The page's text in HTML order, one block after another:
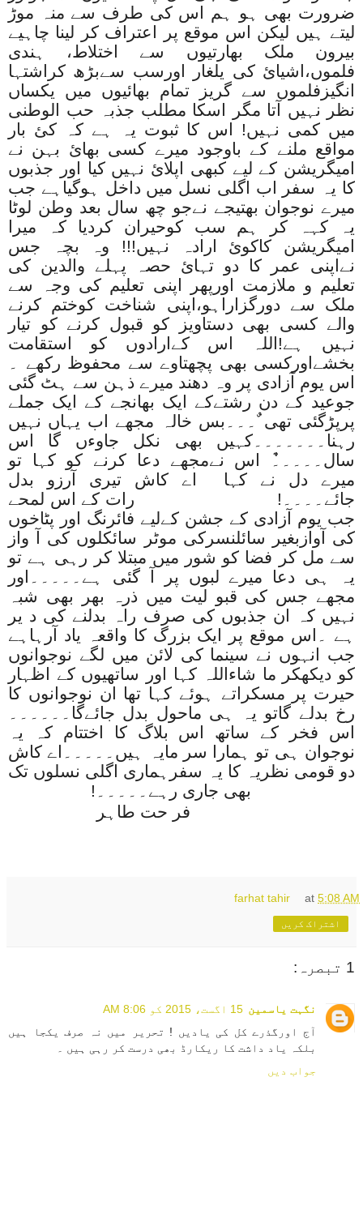
ضرورت بھی ہو ہم اس کی طرف سے منہ موڑ
لیتے ہیں لیکن اس موقع پر اعتراف کر لینا چاہیے
بیرون ملک بھارتیوں سے اختلاط، ہندی
فلموں،اشیائ کی یلغار اورسب سےبڑھ کراشتہا
انگیزفلموں سے گریز تمام بھائیوں میں یکساں
نظر نہیں آتا مگر اسکا مطلب جذبہ حب الوطنی
میں کمی نہیں! اس کا ثبوت یہ ہے کہ کئ بار
مواقع ملنے کے باوجود میرے کسی بھائ بہن نے
امیگریشن کے لیے کبھی اپلائ نہیں کیا اور جذبوں
کا یہ سفر اب اگلی نسل میں داخل ہوگیاہے جب
میرے نوجوان بھتیجے نےجو چھ سال بعد وطن لوٹا
یہ کہہ کر ہم سب کوحیران کردیا کہ میرا
امیگریشن کاکوئ ارادہ نہیں!!! وہ بچہ جس
نےاپنی عمر کا دو تہائ حصہ پہلے والدین کی
تعلیم و ملازمت اورپھر اپنی تعلیم کی وجہ سے
ملک سے دورگزاراہو،اپنی شناخت کوختم کرنے
والے کسی بھی دستاویز کو قبول کرنے کو تیار
نہیں ہے!اللہ اس کےارادوں کو استقامت
بخشےاورکسی بھی پچھتاوے سے محفوظ رکھے ۔
اس یوم آزادی پر وہ دھند میرے ذہن سے ہٹ گئی
جوعید کے دن رشتےکے ایک بھانجے کے ایک جملے
پرپڑگئی تھی ٌ۔۔۔بس خالہ مجھے اب یہاں نہیں
رہنا۔۔۔۔۔۔۔کہیں بھی نکل جاوءں گا اس
سال۔۔۔۔۔ٌٌ اس نےمجھے دعا کرنے کو کہا تو
میرے دل نے کہا اے کاش تیری آرزو بدل
جائے۔۔۔۔! رات کے اس لمحے
جب یوم آزادی کے جشن کےلیے فائرنگ اور پٹاخوں
کی آوازبغیر سائلنسرکی موٹر سائکلوں کی آ واز
سے مل کر فضا کو شور میں مبتلا کر رہی ہے تو
یہ ہی دعا میرے لبوں پر آ گئی ہے۔۔۔۔۔اور
مجھے جس کی قبو لیت میں ذرہ بھر بھی شبہ
نہیں کہ ان جذبوں کی صرف راہ بدلنے کی د یر
ہے ۔اس موقع پر ایک بزرگ کا واقعہ یاد آرہاہے
جب انہوں نے سینما کی لائن میں لگے نوجوانوں
کو دیکھکر ما شاءاللہ کہا اور ساتھیوں کے اظہار
حیرت پر مسکراتے ہوئے کہا تھا ان نوجوانوں کا
رخ بدلے گاتو یہ ہی ماحول بدل جائےگا۔۔۔۔۔۔
اس فخر کے ساتھ اس بلاگ کا اختتام کہ یہ
نوجوان ہی تو ہمارا سر مایہ ہیں۔۔۔۔۔اے کاش
دو قومی نظریہ کا یہ سفرہماری اگلی نسلوں تک
بھی جاری رہے۔۔۔۔۔!
فر حت طاہر
farhat tahir at5:08 AM
اشتراک کریں
1 تبصرہ:
نگہت یاسمین 15 اگست، 2015 کو 8:06 AM
آج اورگذرے کل کی یادیں ! تحریر میں نہ صرف یکجا ہیں
بلکہ یاد داشت کا ریکارڈ بھی درست کر رہی ہیں ۔
جواب دیں